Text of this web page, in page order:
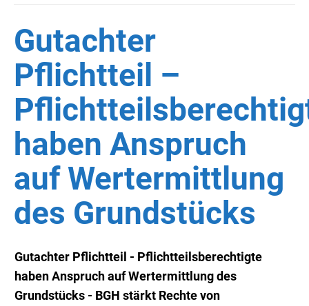
Gutachter
Pflichtteil –
haben Anspruch
auf Wertermittlung
des Grundstücks
Gutachter Pflichtteil - Pflichtteilsberechtigte
haben Anspruch auf Wertermittlung des
Grundstücks - BGH stärkt Rechte von